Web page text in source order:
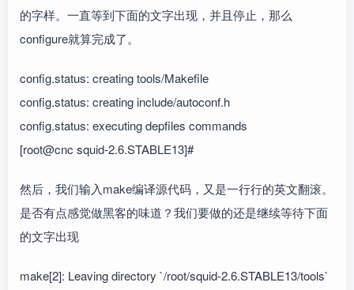
的字样。一直等到下面的文字出现，并且停止，那么
configure就算完成了。
config.status: creating tools/Makefile
config.status: creating include/autoconf.h
config.status: executing depfiles commands
[root@cnc squid-2.6.STABLE13]#
然后，我们输入make编译源代码，又是一行行的英文翻滚。
是否有点感觉做黑客的味道？我们要做的还是继续等待下面
的文字出现
make[2]: Leaving directory `/root/squid-2.6.STABLE13/tools’